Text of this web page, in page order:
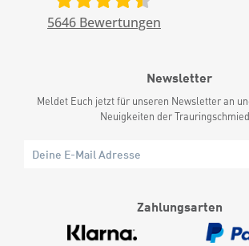
5646 Bewertungen
Newsletter
Meldet Euch jetzt für unseren Newsletter an
Neuigkeiten der
Zahlungsarten